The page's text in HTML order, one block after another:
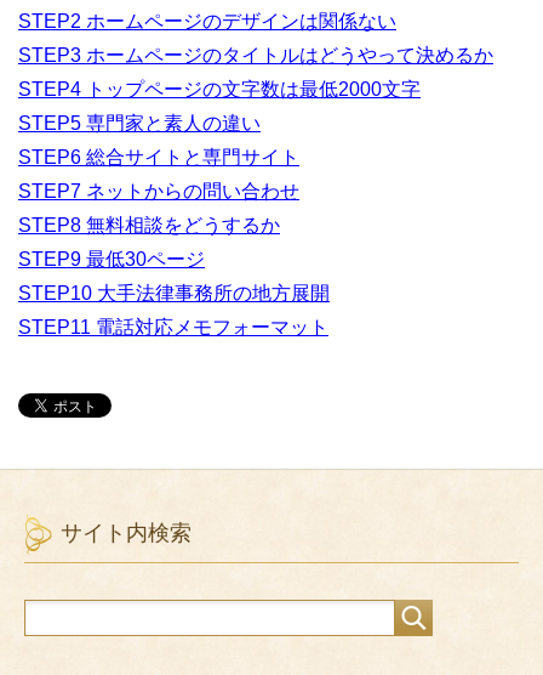
STEP2 ホームページのデザインは関係ない
STEP3 ホームページのタイトルはどうやって決めるか
STEP4 トップページの文字数は最低2000文字
STEP5 専門家と素人の違い
STEP6 総合サイトと専門サイト
STEP7 ネットからの問い合わせ
STEP8 無料相談をどうするか
STEP9 最低30ページ
STEP10 大手法律事務所の地方展開
STEP11 電話対応メモフォーマット
サイト内検索